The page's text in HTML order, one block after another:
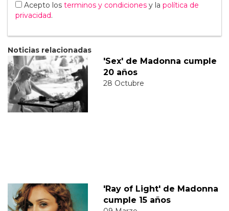
Acepto los terminos y condiciones y la política de
privacidad.
Noticias relacionadas
'Sex' de Madonna cumple
20 años
28 Octubre
'Ray of Light' de Madonna
cumple 15 años